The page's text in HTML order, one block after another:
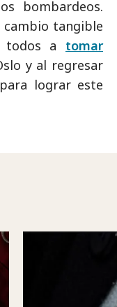
bombardeos.
cambio tangible
todos a tomar
y al regresar
lograr este